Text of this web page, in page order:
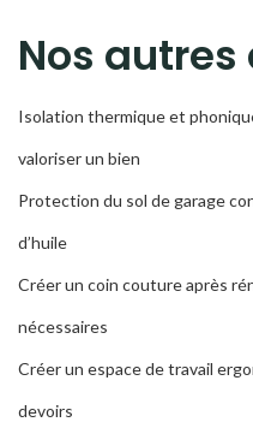
Nos
Isolation thermique et
valoriser un bien
Protection du sol de garage
d’huile
Créer un coin couture après
nécessaires
Créer un espace de travail
devoirs